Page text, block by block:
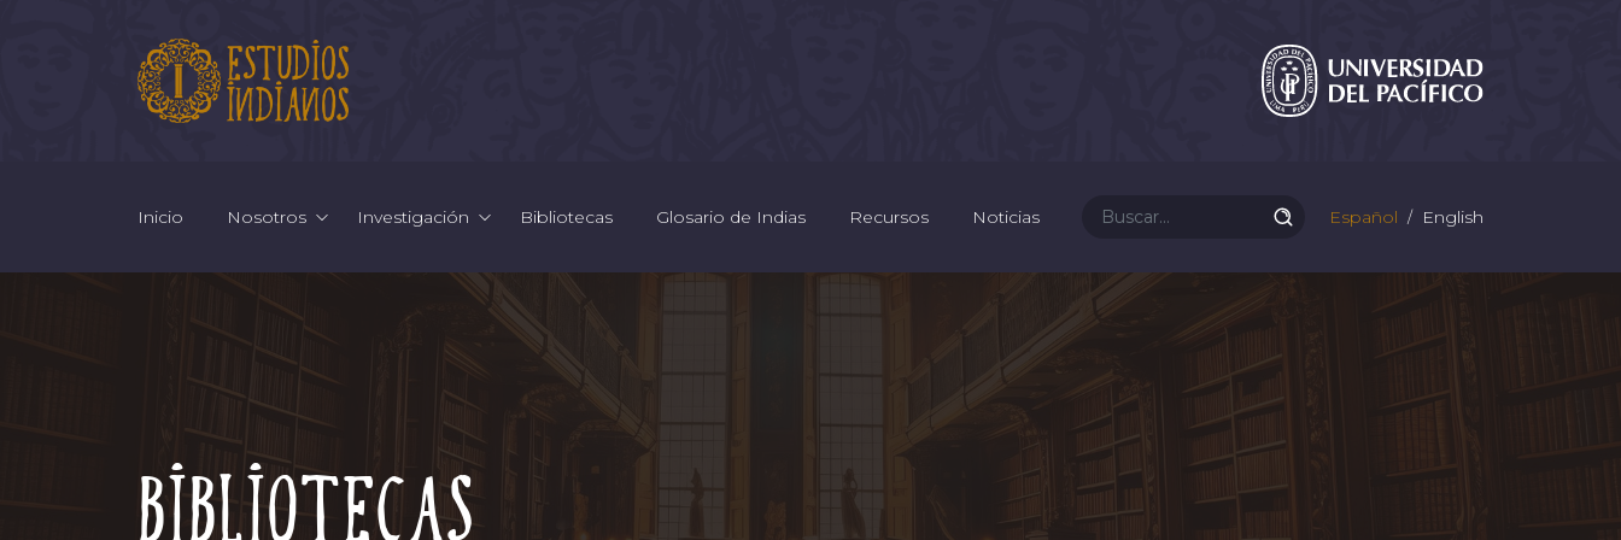
Inicio Nosotros Investigación Bibliotecas Glosario de Indias Recursos Noticias Español English
Bibliotecas